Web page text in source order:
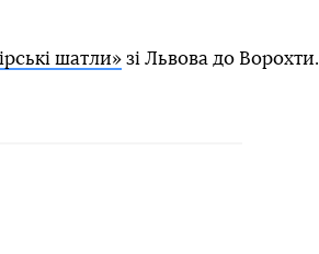
шатли»зі Львова до Ворохти.